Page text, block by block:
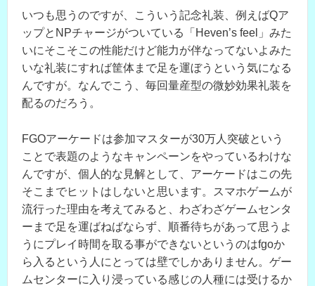
いつも思うのですが、こういう記念礼装、例えばQア
ップとNPチャージがついている「Heven’s feel」みた
いにそこそこの性能だけど能力が伴なってないよみた
いな礼装にすれば筐体まで足を運ぼうという気になる
んですが。なんでこう、毎回量産型の微妙効果礼装を
配るのだろう。
FGOアーケードは参加マスターが30万人突破という
ことで表題のようなキャンペーンをやっているわけな
んですが、個人的な見解として、アーケードはこの先
そこまでヒットはしないと思います。スマホゲームが
流行った理由を考えてみると、わざわざゲームセンタ
ーまで足を運ばねばならず、順番待ちがあって思うよ
うにプレイ時間を取る事ができないというのはfgoか
ら入るという人にとっては壁でしかありません。ゲー
ムセンターに入り浸っている感じの人種には受けるか